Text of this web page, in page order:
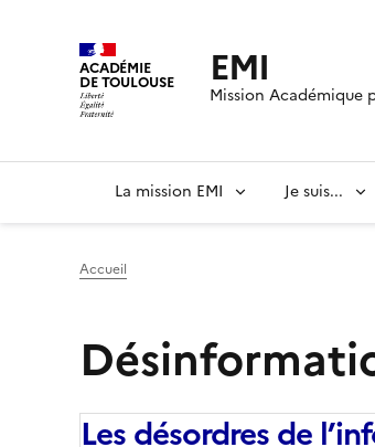
ACADÉMIE
DE TOULOUSE EMI
Mission Académique
La mission EMI Je suis...
Accueil
Les désordres de